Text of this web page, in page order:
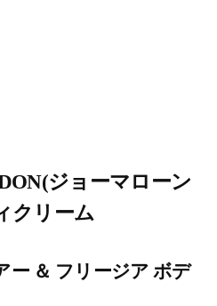
ジョーマローン
クリーム
ー ＆ フリージア ボデ